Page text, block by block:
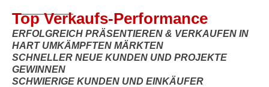
Top Verkaufs-Performance
ERFOLGREICH PRÄSENTIEREN & VERKAUFEN IN
HART UMKÄMPFTEN MÄRKTEN
SCHNELLER NEUE KUNDEN UND PROJEKTE
GEWINNEN
SCHWIERIGE KUNDEN UND EINKÄUFER